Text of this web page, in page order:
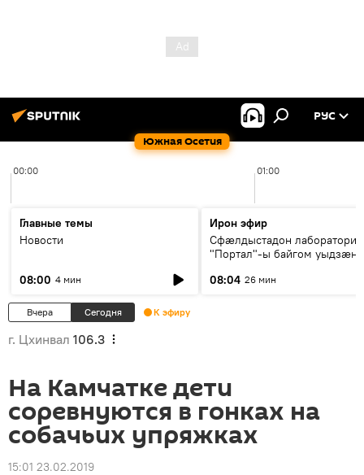
Южная Осетия
РУС
00:00 01:00
Главные темы
Новости
08:00 4 мин
Ирон эфир
Сфæлдыстадон лаборатори
"Портал"-ы байгом уыдзæн
Æхсары куыстыты равдыст
08:04 26 мин
Вчера Сегодня К эфиру
г. Цхинвал 106.3
На Камчатке дети
соревнуются в гонках на
собачьих упряжках
15:01 23.02.2019